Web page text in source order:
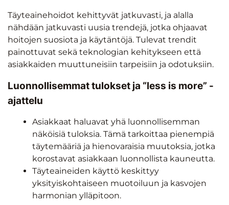
Täyteainehoidot kehittyvät jatkuvasti, ja alalla
nähdään jatkuvasti uusia trendejä, jotka ohjaavat
hoitojen suosiota ja käytäntöjä. Tulevat trendit
painottuvat sekä teknologian kehitykseen että
asiakkaiden muuttuneisiin tarpeisiin ja odotuksiin.
Luonnollisemmat tulokset ja “less is more” -
ajattelu
Asiakkaat haluavat yhä luonnollisemman
näköisiä tuloksia. Tämä tarkoittaa pienempiä
täytemääriä ja hienovaraisia muutoksia, jotka
korostavat asiakkaan luonnollista kauneutta.
Täyteaineiden käyttö keskittyy
yksityiskohtaiseen muotoiluun ja kasvojen
harmonian ylläpitoon.